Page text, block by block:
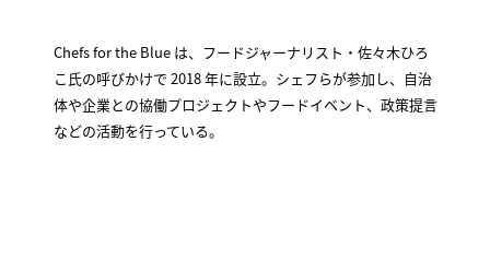
Chefs for the Blue は、フードジャーナリスト・佐々木ひろ
こ氏の呼びかけで 2018 年に設立。シェフらが参加し、自治
体や企業との協働プロジェクトやフードイベント、政策提言
などの活動を行っている。